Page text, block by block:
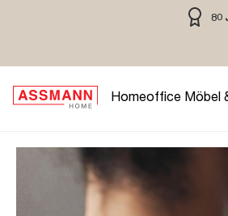
Zur Hauptnavigation 80
80
Homeoffice Möbel